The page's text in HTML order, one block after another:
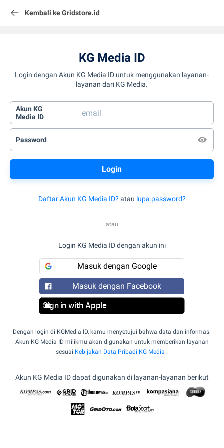
Kembali ke Gridstore.id
KG Media ID
Login dengan Akun KG Media ID untuk menggunakan layanan-
layanan dari KG Media.
Akun KG
Media ID
Password
Daftar Akun KG Media ID? atau lupa password?
atau
Login KG Media ID dengan akun ini
Masuk dengan Google
Masuk dengan Facebook
Sign in with Apple
Dengan login di KGMedia ID, kamu menyetujui bahwa data dan informasi
Akun KG Media ID milikmu akan digunakan untuk memberikan layanan
sesuai Kebijakan Data Pribadi KG Media .
Akun KG Media ID dapat digunakan di layanan-layanan berikut